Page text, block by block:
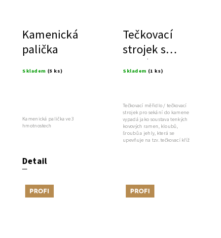
Kamenická
palička
Skladem (5 ks)
Detail
Kamenická palička ve 3
hmotnostech
Tečkovací
strojek s
jedním
Skladem (1 ks)
Tečkovací měřidlo / tečkovací
strojek pro sekání do kamene
vypadá jako soustava tenkých
kovových ramen, kloubů,
šroubů a jehly, která se
upevňuje na tzv. tečkovací kříž
Tip Tip